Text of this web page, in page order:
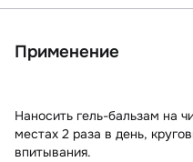
Применение
Наносить гель-бальзам на
местах 2 раза в день,
впитывания.